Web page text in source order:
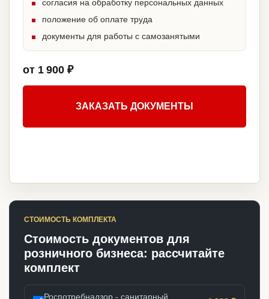
согласия на обработку персональных данных
положение об оплате труда
документы для работы с самозанятыми
от 1 900 ₽
ЗАКАЗАТЬ ДОКУМЕНТЫ
СТОИМОСТЬ КОМПЛЕКТА
Стоимость документов для
розничного бизнеса: рассчитайте
комплект
Роспотребнадзор - санитарный